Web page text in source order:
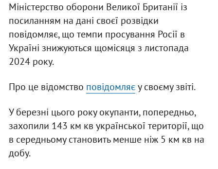
Міністерство оборони Великої Британії із
посиланням на дані своєї розвідки
повідомляє, що темпи просування Росії в
Україні знижуються щомісяця з листопада
2024 року.
Про це відомство повідомляєу своєму звіті.
У березні цього року окупанти, попередньо,
захопили 143 км кв української території, що
в середньому становить менше ніж 5 км кв на
добу.